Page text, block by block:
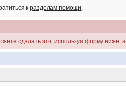
кразделам помощи.
сделать это, используя форму ниже,